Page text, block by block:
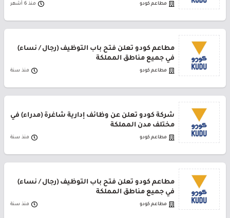
مطاعم كودو منذ 6 أشهر
مطاعم كودو تعلن فتح باب التوظيف (رجال / نساء)
في جميع مناطق المملكة
مطاعم كودو منذ سنة
شركة كودو تعلن عن وظائف إدارية شاغرة (مدراء) في
مختلف مدن المملكة
مطاعم كودو منذ سنة
مطاعم كودو تعلن فتح باب التوظيف (رجال / نساء)
في جميع مناطق المملكة
مطاعم كودو منذ سنة